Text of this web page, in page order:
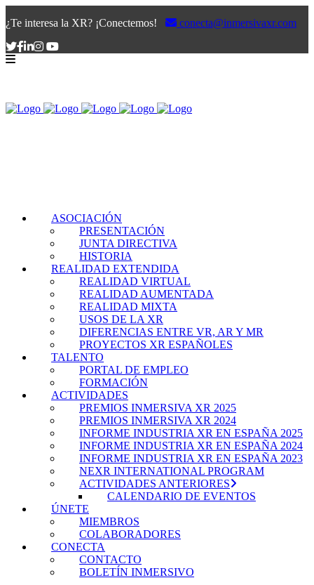
¿Te interesa la XR? ¡Conectemos! conecta@inmersivaxr.com
ASOCIACIÓN
PRESENTACIÓN
JUNTA DIRECTIVA
HISTORIA
REALIDAD EXTENDIDA
REALIDAD VIRTUAL
REALIDAD AUMENTADA
REALIDAD MIXTA
USOS DE LA XR
DIFERENCIAS ENTRE VR, AR Y MR
PROYECTOS XR ESPAÑOLES
TALENTO
PORTAL DE EMPLEO
FORMACIÓN
ACTIVIDADES
PREMIOS INMERSIVA XR 2025
PREMIOS INMERSIVA XR 2024
INFORME INDUSTRIA XR EN ESPAÑA 2025
INFORME INDUSTRIA XR EN ESPAÑA 2024
INFORME INDUSTRIA XR EN ESPAÑA 2023
NEXR INTERNATIONAL PROGRAM
ACTIVIDADES ANTERIORES
CALENDARIO DE EVENTOS
ÚNETE
MIEMBROS
COLABORADORES
CONECTA
CONTACTO
BOLETÍN INMERSIVO